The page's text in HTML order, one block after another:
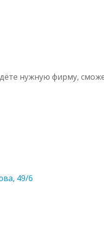
нужную фирму,
49/6